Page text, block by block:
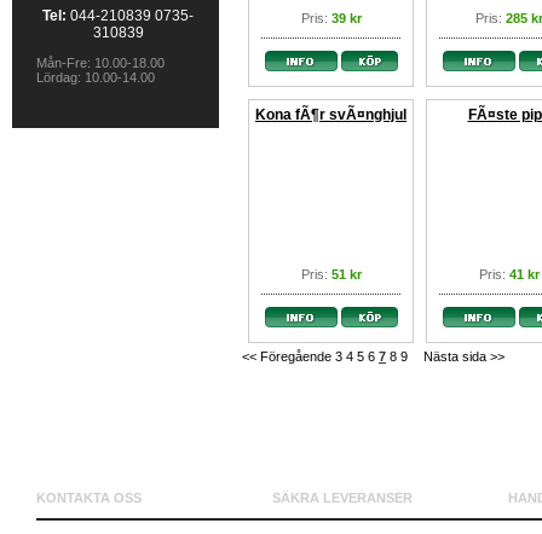
Tel: 044-210839 0735-
310839
Mån-Fre: 10.00-18.00
Lördag: 10.00-14.00
Pris: 39 kr Pris: 285 kr
Kona fÃ¶r svÃ¤nghjul
Pris: 51 kr
FÃ¤ste
Pris: 41 kr
<< Föregående 3 4 5 6 7 8 9 Nästa sida >>
KONTAKTA OSS SÄKRA LEVERANSER